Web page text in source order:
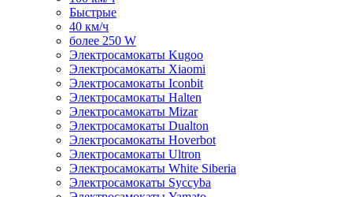
Быстрые
40 км/ч
более 250 W
Электросамокаты Kugoo
Электросамокаты Xiaomi
Электросамокаты Iconbit
Электросамокаты Halten
Электросамокаты Mizar
Электросамокаты Dualton
Электросамокаты Hoverbot
Электросамокаты Ultron
Электросамокаты White Siberia
Электросамокаты Syccyba